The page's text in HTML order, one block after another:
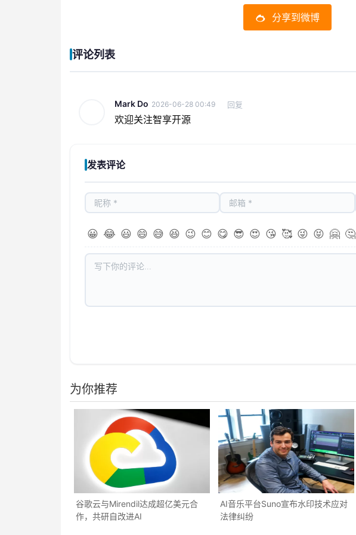
分享到微博
评论列表
Mark Do 2026-06-28 00:49 回复
欢迎关注智享开源
发表评论
😀 😂 😃 😄 😅 😆 😉 😊 😋 😎 😍 😘 🥰 😜 😝 🤗 🤔
为你推荐
谷歌云与Mirendil达成超亿美元合
作，共研自改进AI
AI音乐平台Suno宣布水印技术应对
法律纠纷